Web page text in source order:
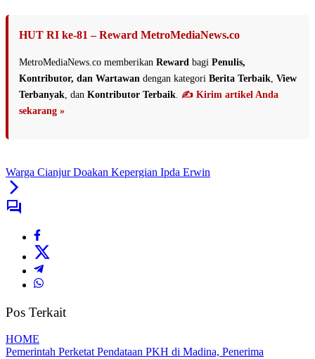
HUT RI ke-81 – Reward MetroMediaNews.co
MetroMediaNews.co memberikan Reward bagi Penulis,
Kontributor, dan Wartawan dengan kategori Berita Terbaik View
Terbanyak , dan Kontributor Terbaik ✍️ Kirim artikel Anda
sekarang »
Warga Cianjur Doakan Kepergian Ipda Erwin
Pos Terkait
HOME
Pemerintah Perketat Pendataan PKH di Madina, Penerima